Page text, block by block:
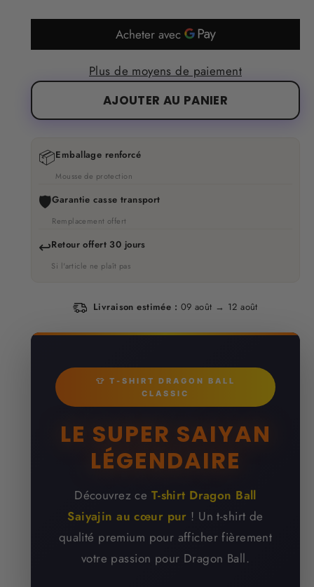
AJOUTER AU PANIER
Plus de moyens de paiement
📦Emballage renforcé
Mousse de protection
🛡️Garantie casse transport
Remplacement offert
↩️Retour offert 30 jours
Si l'article ne plaît pas
Livraison estimée : 09 août → 12 août
👕 T-SHIRT DRAGON BALL
CLASSIC
LE SUPER SAIYAN
LÉGENDAIRE
Découvrez ce T-shirt Dragon Ball
Saiyajin au cœur pur ! Un t-shirt de
qualité premium pour afficher fièrement
votre passion pour Dragon Ball.